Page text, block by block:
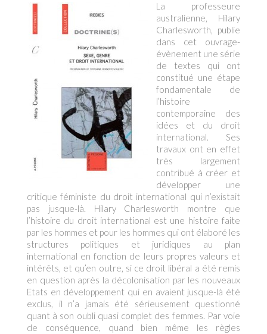
La professeure
australienne, Hilary
Charlesworth, publie
dans cet ouvrage-
évènement une série
de textes qui ont
constitué une étape
fondamentale de
l’histoire
contemporaine des
idées et du droit
international. Ses
travaux ont en effet
très largement
contribué à créer et
développer une
critique féministe du droit international qui n’existait
pas jusque-là. Hilary Charlesworth montre que
l’histoire du droit international est une histoire faite
par les hommes et pour les hommes qui ont élaboré les
structures politiques et juridiques au plan
international en fonction de leurs propres valeurs et
intérêts, et qu’en outre, si ce droit libéral a été remis
en question après la décolonisation par les nouveaux
Etats en développement qui en avaient jusque-là été
exclus, il n’a jamais été sérieusement questionné
quant à son oubli quasi complet des femmes. Par voie
de conséquence, quand bien même les règles